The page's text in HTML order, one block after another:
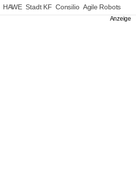
HAWE Stadt KF Consilio Agile Robots